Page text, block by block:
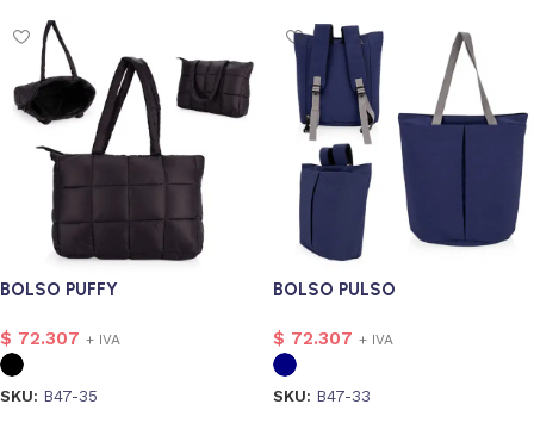
3
BOLSO PUFFY
$ 72.307 + IVA
SKU: B47-35
BOLSO PULSO
$ 72.307 + IVA
SKU: B47-33